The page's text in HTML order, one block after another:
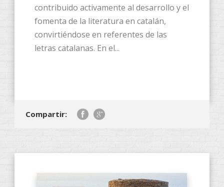
contribuido activamente al desarrollo y el
fomenta de la literatura en catalán,
convirtiéndose en referentes de las
letras catalanas. En el...
Compartir: